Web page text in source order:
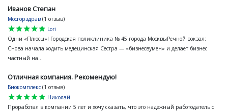
Иванов Степан
Мосгорздрав (1 отзыв)
star
star
star
star
star
Lori
Одни «Плюсы»! Городская поликлиника № 45 города МосквыРечной вокзал:
Снова начала ходить медецинская Сестра — «бизнесвумен» и делает бизнес
частный на...
Отличная компания. Рекомендую!
Биокомплекс (1 отзыв)
star
star
star
star
star
Николай
Проработал в компании 5 лет и хочу сказать, что это надёжный работодатель с